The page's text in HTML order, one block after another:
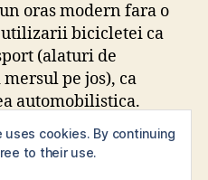
oras modern fara o
bicicletei ca
(alaturi de
pe jos), ca
automobilistica.
este desigur si o
si pedalare in
uses cookies. By continuing
to their use.